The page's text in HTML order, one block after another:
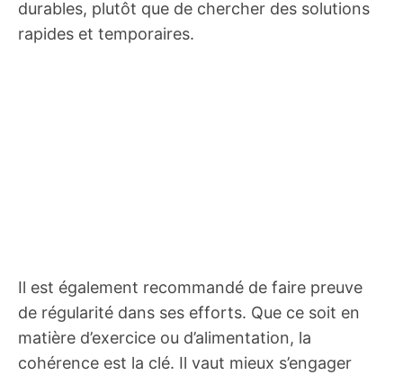
durables, plutôt que de chercher des solutions
rapides et temporaires.
Il est également recommandé de faire preuve
de régularité dans ses efforts. Que ce soit en
matière d’exercice ou d’alimentation, la
cohérence est la clé. Il vaut mieux s’engager